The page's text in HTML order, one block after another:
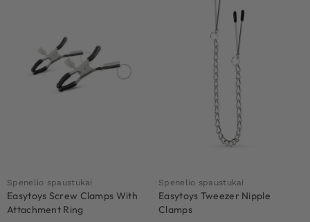
Spenelio spaustukai
Easytoys Screw Clamps With
Attachment Ring
Spenelio spaustukai
Easytoys Tweezer Nipple
Clamps